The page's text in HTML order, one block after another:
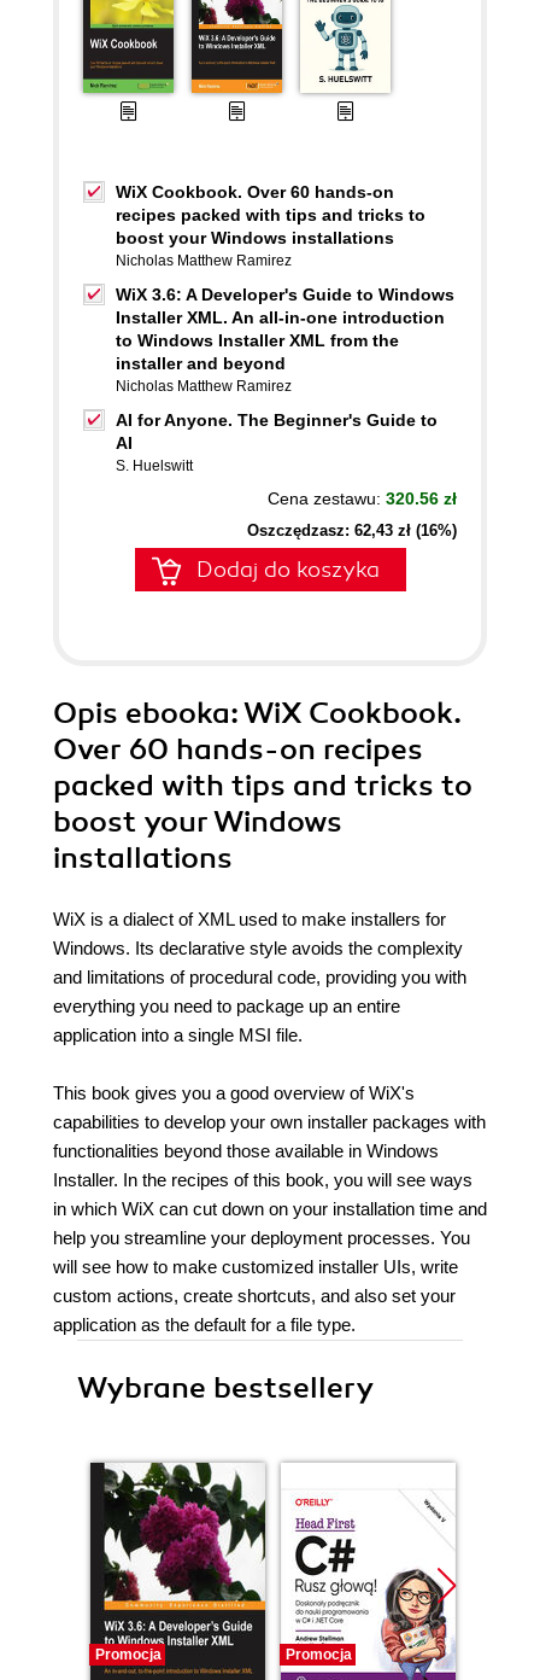
WiX Cookbook. Over 60 hands-on
recipes packed with tips and tricks to
boost your Windows installations
Nicholas Matthew Ramirez
WiX 3.6: A Developer's Guide to Windows
Installer XML. An all-in-one introduction
to Windows Installer XML from the
installer and beyond
Nicholas Matthew Ramirez
AI for Anyone. The Beginner's Guide to
AI
S. Huelswitt
Cena zestawu: 320.56 zł
Oszczędzasz: 62,43 zł (16%)
Dodaj do koszyka
Opis ebooka: WiX Cookbook.
Over 60 hands-on recipes
packed with tips and tricks to
boost your Windows
installations
WiX is a dialect of XML used to make installers for
Windows. Its declarative style avoids the complexity
and limitations of procedural code, providing you with
everything you need to package up an entire
application into a single MSI file.
This book gives you a good overview of WiX's
capabilities to develop your own installer packages with
functionalities beyond those available in Windows
Installer. In the recipes of this book, you will see ways
in which WiX can cut down on your installation time and
help you streamline your deployment processes. You
will see how to make customized installer UIs, write
custom actions, create shortcuts, and also set your
application as the default for a file type.
Wybrane bestsellery
Promocja Promocja